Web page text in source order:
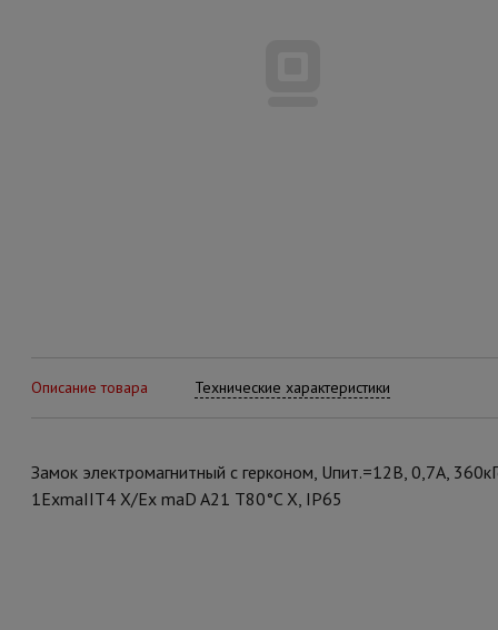
Описание товара Технические характеристики
Замок электромагнитный с герконом, Uпит.=12В, 0,7А,
1ExmaIIT4 X/Ex maD A21 T80°C X, IP65